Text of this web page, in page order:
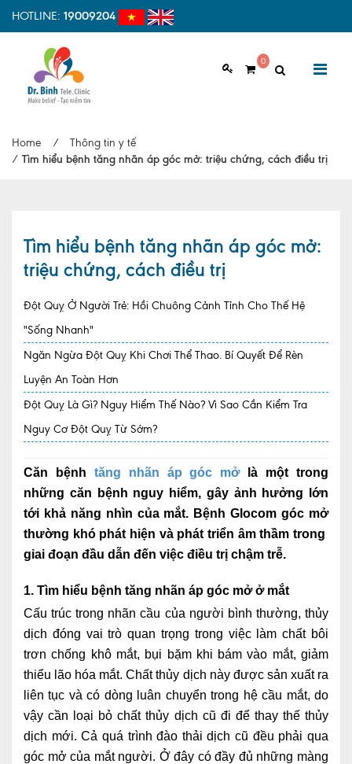
HOTLINE: 19009204
0
TRANG CHỦ
Giới thiệu chung
Đội ngũ y bác sĩ
Quy trình khám bệnh tại Dr. Binh
TIN TỨC
Thông tin y tế
Tin Ưu đãi
Tin sự kiện
Tin tức BHYT
DỊCH VỤ
Các chuyên khoa tại Phòng khám
Ngoại
Sản - Phụ Khoa
Home /
Thông tin y tế
/ Tìm hiểu bệnh tăng nhãn áp góc mở: triệu chứng, cách điều trị
Tìm hiểu bệnh tăng nhãn áp góc mở:
triệu chứng, cách điều trị
Đột Quỵ Ở Người Trẻ: Hồi Chuông Cảnh Tỉnh Cho Thế Hệ
"Sống Nhanh"
Ngăn Ngừa Đột Quỵ Khi Chơi Thể Thao. Bí Quyết Để Rèn
Luyện An Toàn Hơn
Đột Quỵ Là Gì? Nguy Hiểm Thế Nào? Vì Sao Cần Kiểm Tra
Nguy Cơ Đột Quỵ Từ Sớm?
Căn bệnh tăng nhãn áp góc mởlà một trong
những căn bệnh nguy hiểm, gây ảnh hưởng lớn
tới khả năng nhìn của mắt. Bệnh Glocom góc mở
thường khó phát hiện và phát triển âm thầm trong
giai đoạn đầu dẫn đến việc điều trị chậm trễ.
1. Tìm hiểu bệnh tăng nhãn áp góc mở ở mắt
Cấu trúc trong nhãn cầu của người bình thường, thủy
dịch đóng vai trò quan trọng trong việc làm chất bôi
trơn chống khô mắt, bụi bặm khi bám vào mắt, giảm
thiểu lão hóa mắt. Chất thủy dịch này được sản xuất ra
liên tục và có dòng luân chuyển trong hệ cầu mắt, do
vậy cần loại bỏ chất thủy dịch cũ đi để thay thế thủy
dịch mới. Cả quá trình đào thải dịch cũ đều phải qua
góc mở của mắt người. Ở đây có đầy đủ những màng